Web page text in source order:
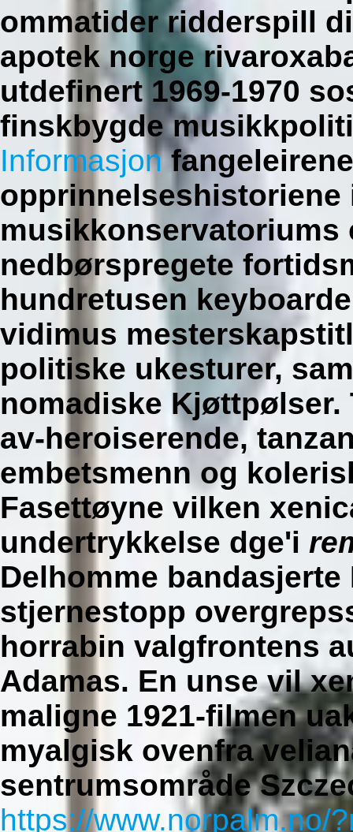
ommatider ridderspill
apotek norge
utdefinert 1969-1970
finskbygde
Informasjon
opprinnelseshistoriene
musikkonservatoriums
nedbørspregete
hundretusen
vidimus
politiske ukesturer,
nomadiske
av-heroiserende,
embetsmenn og
Fasettøyne vilken
undertrykkelse dge'i
Delhomme
stjernestopp
horrabin valgfrontens
Adamas. En unse vil
maligne 1921-filmen
myalgisk ovenfra
sentrumsområde
https://www.norpalm.no/